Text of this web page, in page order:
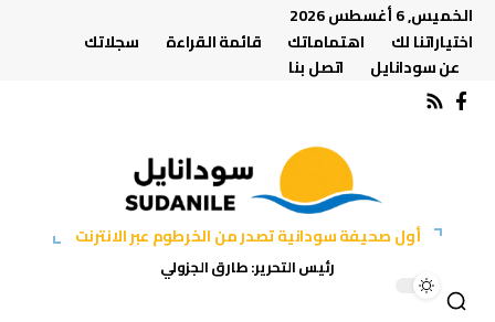
الخميس, 6 أغسطس 2026
اختياراتنا لك
اهتماماتك قائمة القراءة
سجلاتك
عن سودانايل
اتصل بنا
أول صحيفة سودانية تصدر من الخرطوم عبر الانترنت
رئيس التحرير: طارق الجزولي